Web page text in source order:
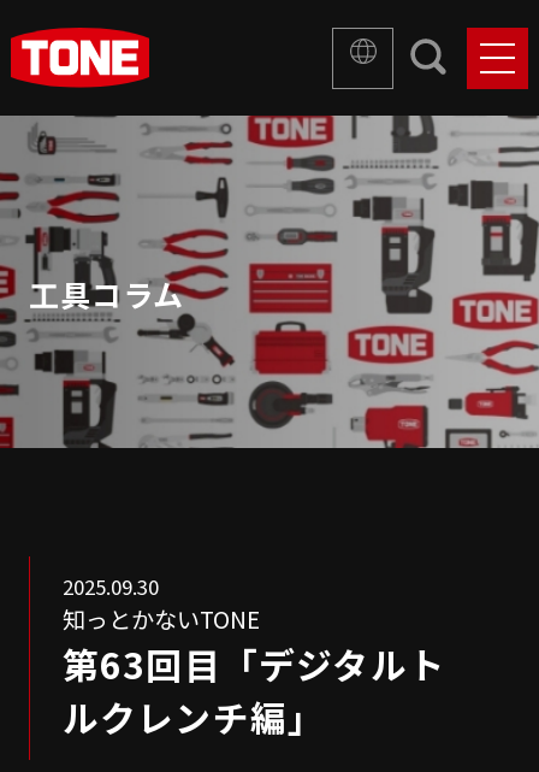
工具コラム
2025.09.30
知っとかないTONE
第63回目「デジタルト
ルクレンチ編」